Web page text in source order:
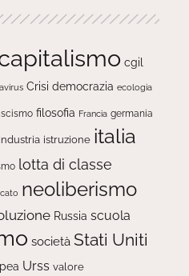
cgil
Crisi democrazia ecologia
filosofia Francia germania
industria istruzione italia
lotta di classe
neoliberismo
Russia scuola
società Stati Uniti
Urss valore